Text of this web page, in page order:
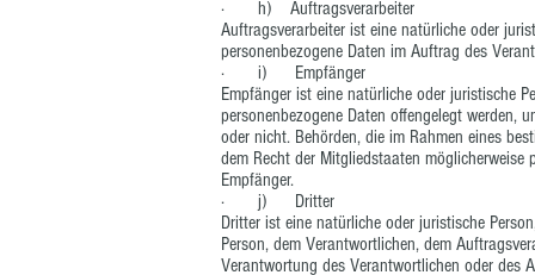
· h) Auftragsverarbeiter
Auftragsverarbeiter ist eine natürliche oder
personenbezogene Daten im Auftrag des
· i) Empfänger
Empfänger ist eine natürliche oder juristische
personenbezogene Daten offengelegt werden,
oder nicht. Behörden, die im Rahmen eines
dem Recht der Mitgliedstaaten
Empfänger.
· j) Dritter
Dritter ist eine natürliche oder juristische
Person, dem Verantwortlichen, dem
Verantwortung des Verantwortlichen oder des